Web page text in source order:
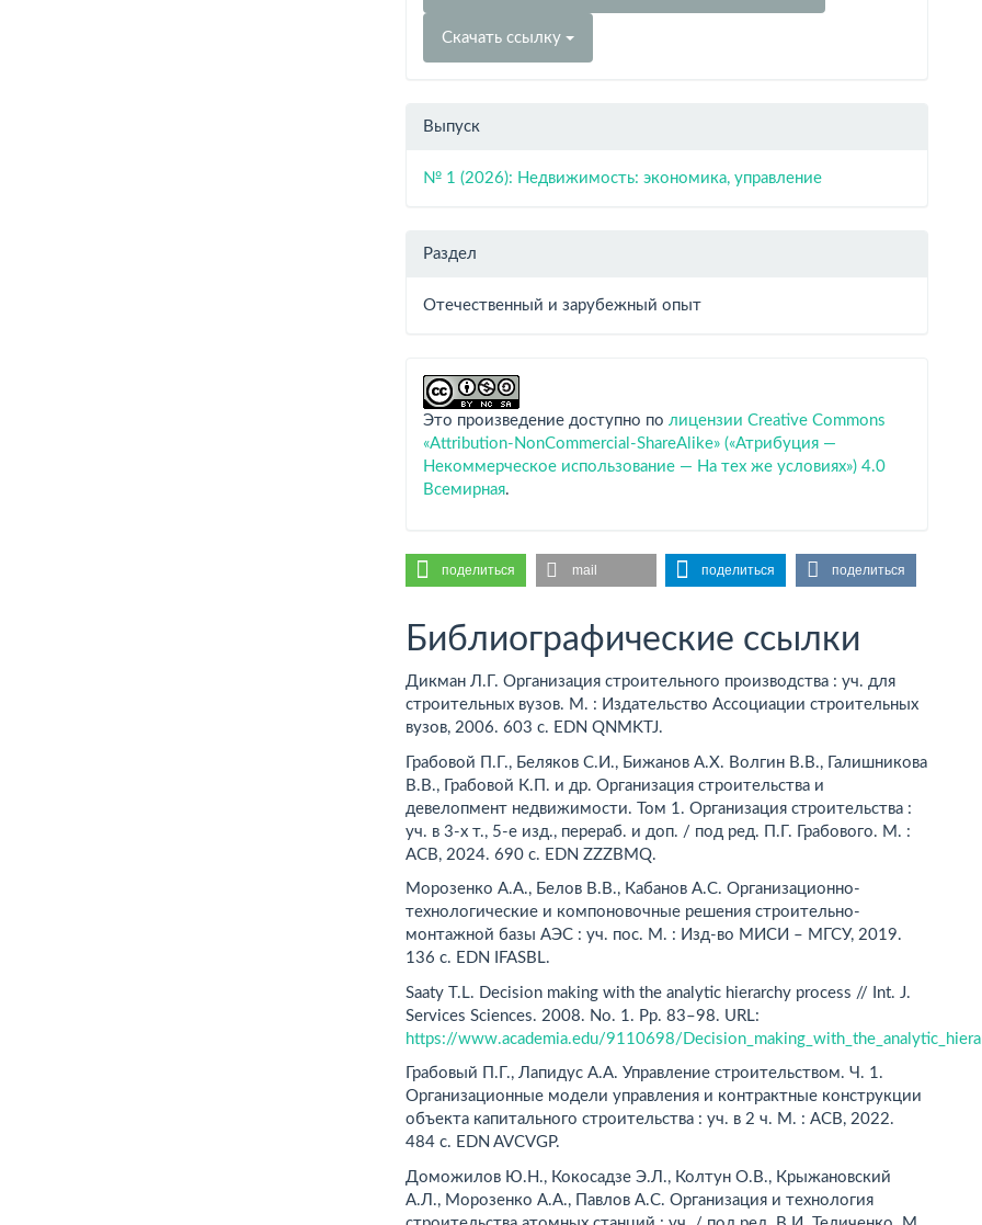
Скачать ссылку
Выпуск
№ 1 (2026): Недвижимость: экономика, управление
Раздел
Отечественный и зарубежный опыт
Это произведение доступно полицензии Creative Commons
«Attribution-NonCommercial-ShareAlike» («Атрибуция —
Некоммерческое использование — На тех же условиях») 4.0
Всемирная.
поделиться mail поделиться поделиться
Библиографические ссылки
Дикман Л.Г. Организация строительного производства : уч. для
строительных вузов. М. : Издательство Ассоциации строительных
вузов, 2006. 603 с. EDN QNMKTJ.
Грабовой П.Г., Беляков С.И., Бижанов А.Х. Волгин В.В., Галишникова
В.В., Грабовой К.П. и др. Организация строительства и
девелопмент недвижимости. Том 1. Организация строительства :
уч. в 3-х т., 5-е изд., перераб. и доп. / под ред. П.Г. Грабового. М. :
АСВ, 2024. 690 с. EDN ZZZBMQ.
Морозенко А.А., Белов В.В., Кабанов А.С. Организационно-
технологические и компоновочные решения строительно-
монтажной базы АЭС : уч. пос. М. : Изд-во МИСИ – МГСУ, 2019.
136 с. EDN IFASBL.
Saaty T.L. Decision making with the analytic hierarchy process // Int. J.
Services Sciences. 2008. No. 1. Pp. 83–98. URL:
https://www.academia.edu/9110698/
Грабовый П.Г., Лапидус А.А. Управление строительством. Ч. 1.
Организационные модели управления и контрактные конструкции
объекта капитального строительства : уч. в 2 ч. М. : АСВ, 2022.
484 c. EDN AVCVGP.
Доможилов Ю.Н., Кокосадзе Э.Л., Колтун О.В., Крыжановский
А.Л., Морозенко А.А., Павлов А.С. Организация и технология